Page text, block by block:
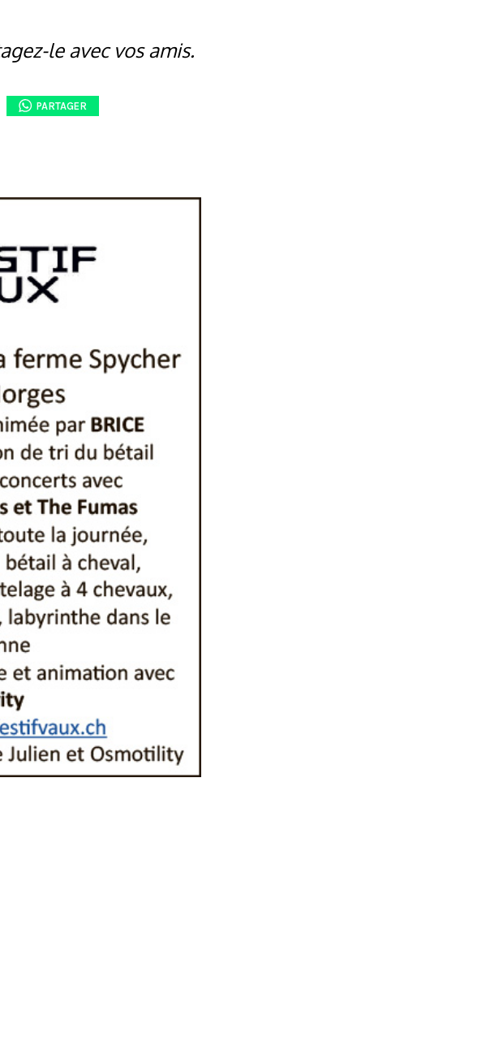
le avec vos amis.
PARTAGER